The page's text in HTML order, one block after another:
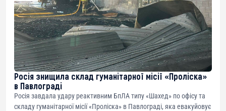
Росія знищила склад гуманітарної місії «Проліска»
в Павлограді
Росія завдала удару реактивним БпЛА типу «Шахед» по офісу та
складу гуманітарної місії «Проліска» в Павлограді, яка евакуйовує